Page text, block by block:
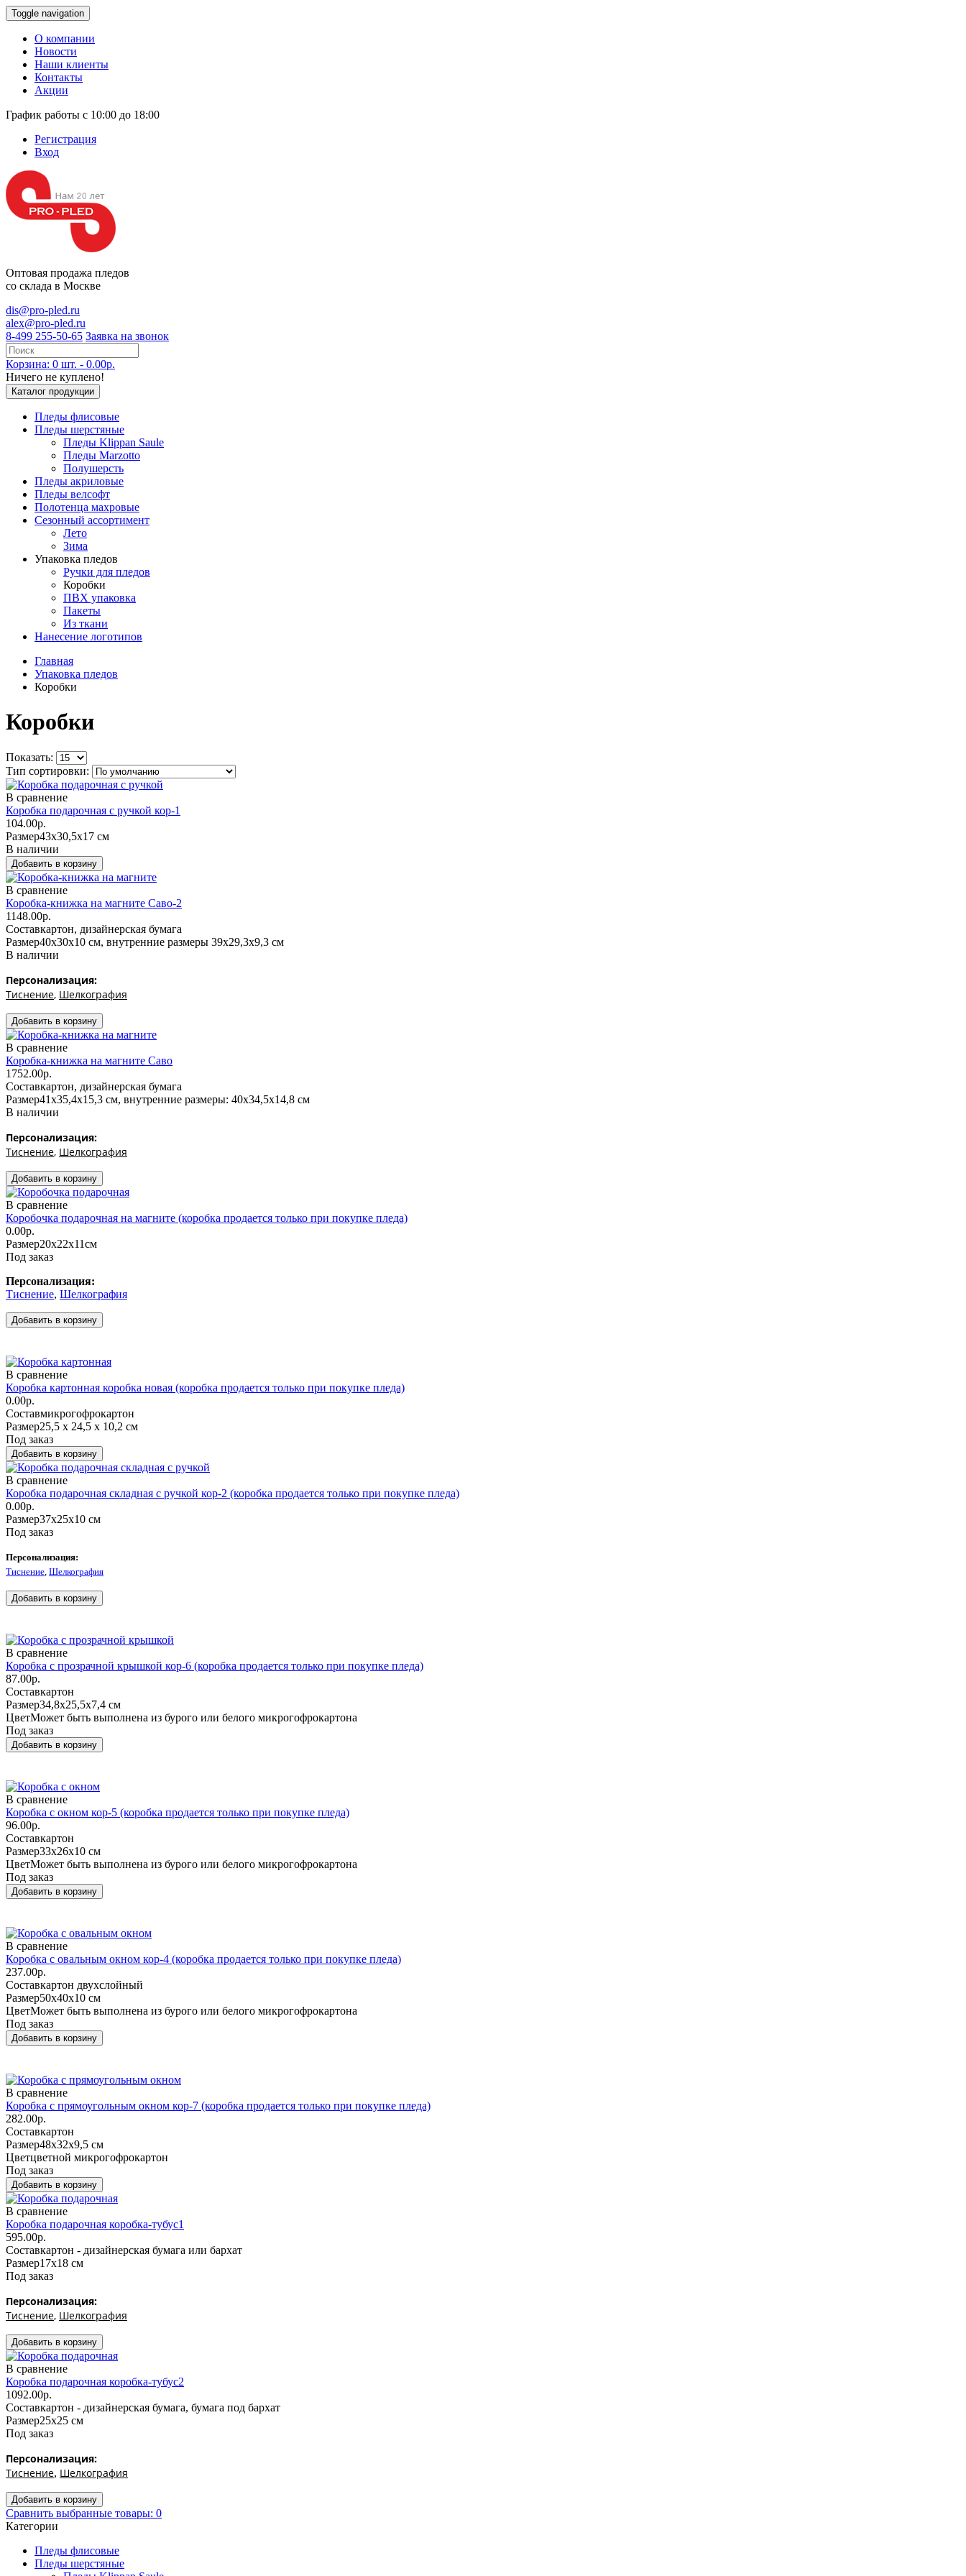
Toggle navigation
О компании
Новости
Наши клиенты
Контакты
Акции
График работы с 10:00 до 18:00
Регистрация
Вход
Оптовая продажа пледов
со склада в Москве
dis@pro-pled.ru
alex@pro-pled.ru
8-499 255-50-65 Заявка на звонок
Корзина: 0 шт. - 0.00р.
Ничего не куплено!
Каталог продукции
Пледы флисовые
Пледы шерстяные
Пледы Klippan Saule
Пледы Marzotto
Полушерсть
Пледы акриловые
Пледы велсофт
Полотенца махровые
Сезонный ассортимент
Лето
Зима
Упаковка пледов
Ручки для пледов
Коробки
ПВХ упаковка
Пакеты
Из ткани
Нанесение логотипов
Главная
Упаковка пледов
Коробки
Коробки
Показать:
Тип сортировки:
В сравнение
Коробка подарочная с ручкой кор-1
104.00р.
Размер43х30,5х17 см
В наличии
В сравнение
Коробка-книжка на магните Саво-2
1148.00р.
Составкартон, дизайнерская бумага
Размер40х30х10 см, внутренние размеры 39х29,3х9,3 см
В наличии
Персонализация:
Тиснение, Шелкография
В сравнение
Коробка-книжка на магните Саво
1752.00р.
Составкартон, дизайнерская бумага
Размер41х35,4х15,3 см, внутренние размеры: 40х34,5х14,8 см
В наличии
Персонализация:
Тиснение, Шелкография
В сравнение
Коробочка подарочная на магните (коробка продается только при покупке пледа)
0.00р.
Размер20х22х11см
Под заказ
Персонализация:
Тиснение, Шелкография
В сравнение
Коробка картонная коробка новая (коробка продается только при покупке пледа)
0.00р.
Составмикрогофрокартон
Размер25,5 х 24,5 х 10,2 см
Под заказ
В сравнение
Коробка подарочная складная с ручкой кор-2 (коробка продается только при покупке пледа)
0.00р.
Размер37x25x10 см
Под заказ
Персонализация:
Тиснение Шелкография
В сравнение
Коробка с прозрачной крышкой кор-6 (коробка продается только при покупке пледа)
87.00р.
Составкартон
Размер34,8х25,5х7,4 см
ЦветМожет быть выполнена из бурого или белого микрогофрокартона
Под заказ
В сравнение
Коробка с окном кор-5 (коробка продается только при покупке пледа)
96.00р.
Составкартон
Размер33х26х10 см
ЦветМожет быть выполнена из бурого или белого микрогофрокартона
Под заказ
В сравнение
Коробка с овальным окном кор-4 (коробка продается только при покупке пледа)
237.00р.
Составкартон двухслойный
Размер50х40х10 см
ЦветМожет быть выполнена из бурого или белого микрогофрокартона
Под заказ
В сравнение
Коробка с прямоугольным окном кор-7 (коробка продается только при покупке пледа)
282.00р.
Составкартон
Размер48х32х9,5 см
Цветцветной микрогофрокартон
Под заказ
В сравнение
Коробка подарочная коробка-тубус1
595.00р.
Составкартон - дизайнерская бумага или бархат
Размер17х18 см
Под заказ
Персонализация:
Тиснение, Шелкография
В сравнение
Коробка подарочная коробка-тубус2
1092.00р.
Составкартон - дизайнерская бумага, бумага под бархат
Размер25х25 см
Под заказ
Персонализация:
Тиснение, Шелкография
Сравнить выбранные товары: 0
Категории
Пледы флисовые
Пледы шерстяные